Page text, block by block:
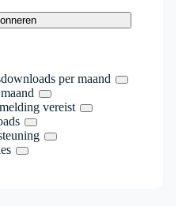
per maand
vereist